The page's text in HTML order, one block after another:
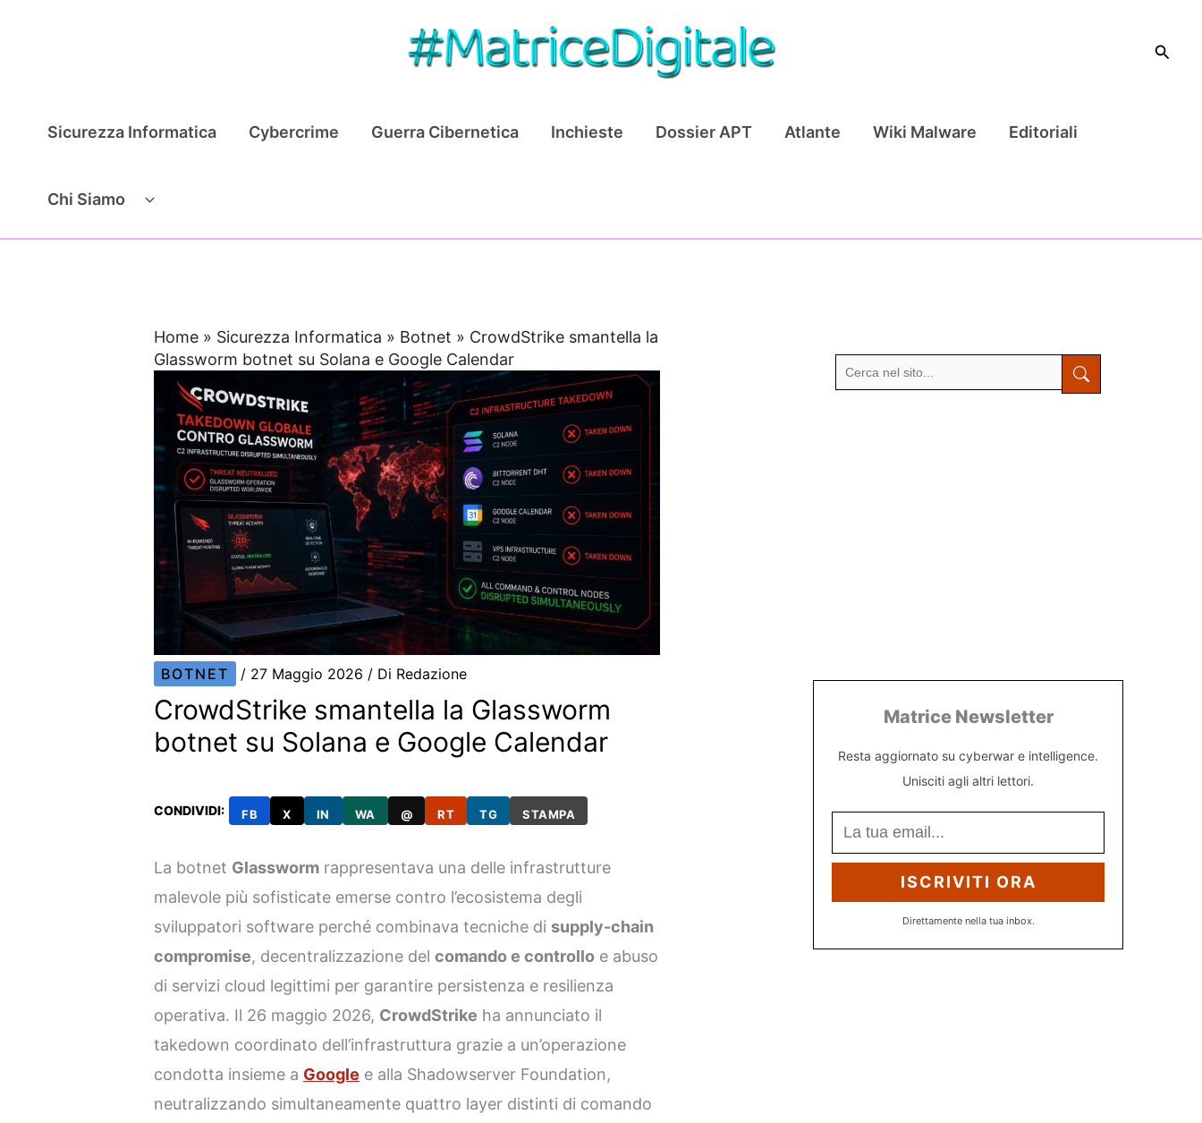
Cerca
Sicurezza Informatica Cybercrime Guerra Cibernetica Inchieste Dossier APT Atlante Wiki Malware Editoriali
Chi Siamo
Home » Sicurezza Informatica » Botnet » CrowdStrike smantella la
Glassworm botnet su Solana e Google Calendar
BOTNET / 27 Maggio 2026 / Di Redazione
CrowdStrike smantella la Glassworm
botnet su Solana e Google Calendar
CONDIVIDI: FB X IN WA @ RT TG STAMPA
La botnet Glassworm rappresentava una delle infrastrutture
malevole più sofisticate emerse contro l’ecosistema degli
sviluppatori software perché combinava tecniche di supply-chain
compromise, decentralizzazione delcomando e controllo e abuso
di servizi cloud legittimi per garantire persistenza e resilienza
operativa. Il 26 maggio 2026, CrowdStrike ha annunciato il
takedown coordinato dell’infrastruttura grazie a un’operazione
condotta insieme a Google e alla Shadowserver Foundation,
neutralizzando simultaneamente quattro layer distinti di comando
Matrice Newsletter
Resta aggiornato su cyberwar e intelligence.
Unisciti agli altri lettori.
ISCRIVITI ORA
Direttamente nella tua inbox.